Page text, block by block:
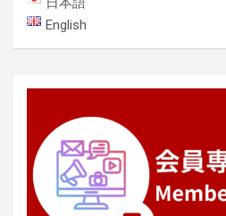
シ
ョ
ン
English